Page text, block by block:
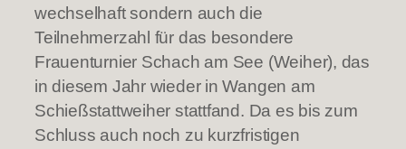
wechselhaft sondern auch die
Teilnehmerzahl für das besondere
Frauenturnier Schach am See (Weiher), das
in diesem Jahr wieder in Wangen am
Schießstattweiher stattfand. Da es bis zum
Schluss auch noch zu kurzfristigen